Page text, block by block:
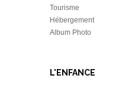
Tourisme
Hébergement
Album Photo
L'ENFANCE